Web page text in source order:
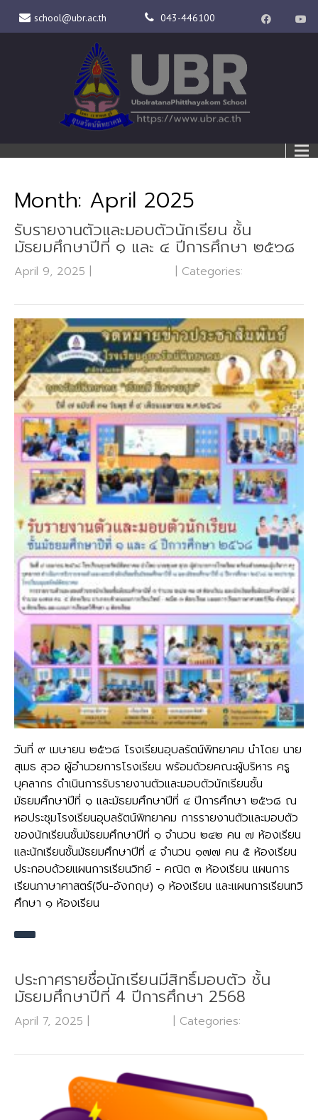
school@ubr.ac.th 043-446100
Month: April 2025
รับรายงานตัวและมอบตัวนักเรียน ชั้น
มัธยมศึกษาปีที่ ๑ และ ๔ ปีการศึกษา ๒๕๖๘
April 9, 2025 | | Categories:
วันที่ ๙ เมษายน ๒๕๖๘ โรงเรียนอุบลรัตน์พิทยาคม นำโดย นาย
สุเมธ สุวอ ผู้อำนวยการโรงเรียน พร้อมด้วยคณะผู้บริหาร ครู
บุคลากร ดำเนินการรับรายงานตัวและมอบตัวนักเรียนชั้น
มัธยมศึกษาปีที่ ๑ และมัธยมศึกษาปีที่ ๔ ปีการศึกษา ๒๕๖๘ ณ
หอประชุมโรงเรียนอุบลรัตน์พิทยาคม การรายงานตัวและมอบตัว
ของนักเรียนชั้นมัธยมศึกษาปีที่ ๑ จำนวน ๒๔๒ คน ๗ ห้องเรียน
และนักเรียนชั้นมัธยมศึกษาปีที่ ๔ จำนวน ๑๗๗ คน ๕ ห้องเรียน
ประกอบด้วยแผนการเรียนวิทย์ - คณิต ๓ ห้องเรียน แผนการ
เรียนภาษาศาสตร์(จีน-อังกฤษ) ๑ ห้องเรียน และแผนการเรียนทวิ
ศึกษา ๑ ห้องเรียน
ประกาศรายชื่อนักเรียนมีสิทธิ์มอบตัว ชั้น
มัธยมศึกษาปีที่ 4 ปีการศึกษา 2568
April 7, 2025 | | Categories: